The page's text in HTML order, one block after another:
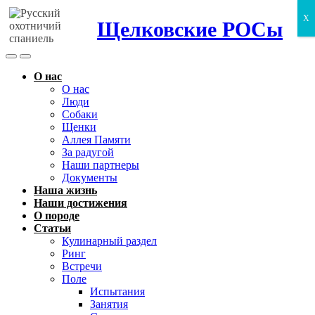
Щелковские РОСы
Search
Toggle
Menu
О нас
О нас
Люди
Собаки
Щенки
Аллея Памяти
За радугой
Наши партнеры
Документы
Наша жизнь
Наши достижения
О породе
Статьи
Кулинарный раздел
Ринг
Встречи
Поле
Испытания
Занятия
X